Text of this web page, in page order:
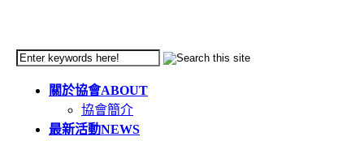
關於協會ABOUT
協會簡介
最新活動NEWS